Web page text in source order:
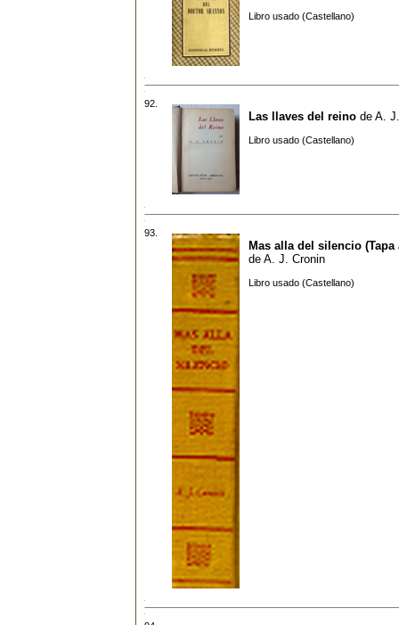
Libro usado (Castellano)
92.
Las llaves del reino de A.
Libro usado (Castellano)
93.
Mas alla del silencio (Tapa
de A. J. Cronin
Libro usado (Castellano)